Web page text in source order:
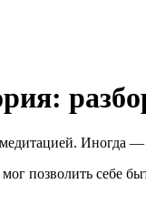
Иногда —
позволить себе